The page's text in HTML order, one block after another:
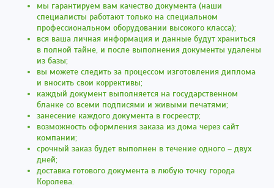
мы гарантируем вам качество документа (наши
специалисты работают только на специальном
профессиональном оборудовании высокого класса);
вся ваша личная информация и данные будут храниться
в полной тайне, и после выполнения документы удалены
из базы;
вы можете следить за процессом изготовления диплома
и вносить свои коррективы;
каждый документ выполняется на государственном
бланке со всеми подписями и живыми печатями;
занесение каждого документа в госреестр;
возможность оформления заказа из дома через сайт
компании;
срочный заказ будет выполнен в течение одного – двух
дней;
доставка готового документа в любую точку города
Королева.